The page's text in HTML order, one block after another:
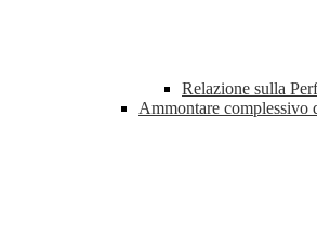
Relazione sulla
Ammontare complessivo